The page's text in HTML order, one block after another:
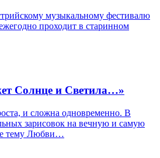
музыкальному фестивалю
проходит в старинном
Солнце и Светила…»
и сложна одновременно. В
зарисовок на вечную и самую
тему Любви…